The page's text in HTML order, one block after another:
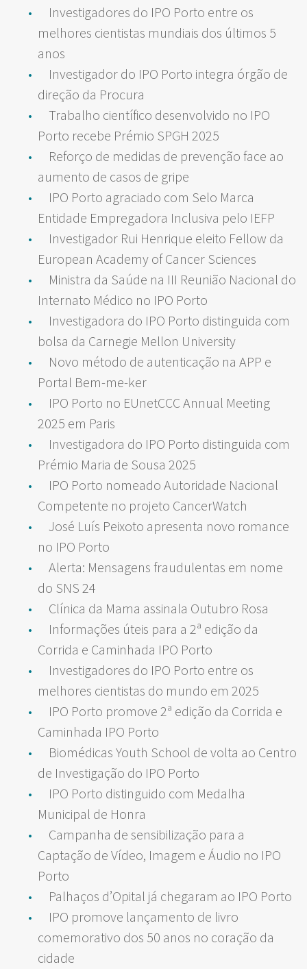
Investigadores do IPO Porto entre os
melhores cientistas mundiais dos últimos 5
anos
Investigador do IPO Porto integra órgão de
direção da Procura
Trabalho científico desenvolvido no IPO
Porto recebe Prémio SPGH 2025
Reforço de medidas de prevenção face ao
aumento de casos de gripe
IPO Porto agraciado com Selo Marca
Entidade Empregadora Inclusiva pelo IEFP
Investigador Rui Henrique eleito Fellow da
European Academy of Cancer Sciences
Ministra da Saúde na III Reunião Nacional do
Internato Médico no IPO Porto
Investigadora do IPO Porto distinguida com
bolsa da Carnegie Mellon University
Novo método de autenticação na APP e
Portal Bem-me-ker
IPO Porto no EUnetCCC Annual Meeting
2025 em Paris
Investigadora do IPO Porto distinguida com
Prémio Maria de Sousa 2025
IPO Porto nomeado Autoridade Nacional
Competente no projeto CancerWatch
José Luís Peixoto apresenta novo romance
no IPO Porto
Alerta: Mensagens fraudulentas em nome
do SNS 24
Clínica da Mama assinala Outubro Rosa
Informações úteis para a 2ª edição da
Corrida e Caminhada IPO Porto
Investigadores do IPO Porto entre os
melhores cientistas do mundo em 2025
IPO Porto promove 2ª edição da Corrida e
Caminhada IPO Porto
Biomédicas Youth School de volta ao Centro
de Investigação do IPO Porto
IPO Porto distinguido com Medalha
Municipal de Honra
Campanha de sensibilização para a
Captação de Vídeo, Imagem e Áudio no IPO
Porto
Palhaços d’​Opital já chegaram ao IPO Porto
IPO promove lançamento de livro
comemorativo dos 50 anos no coração da
cidade